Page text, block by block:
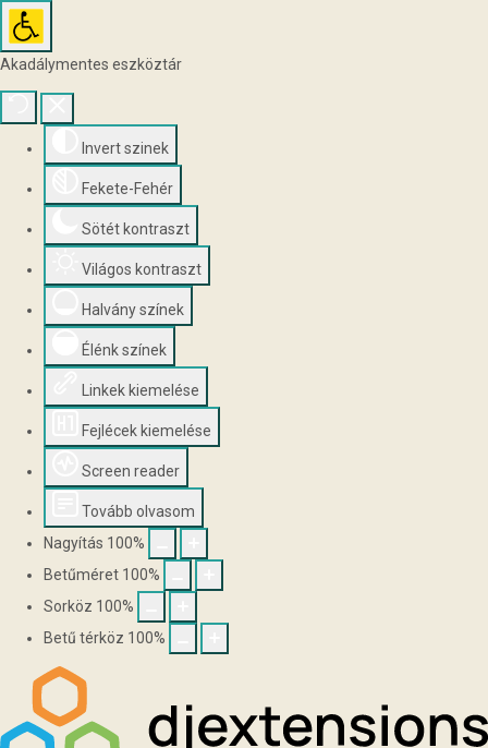
Akadálymentes eszköztár
Invert szinek
Fekete-Fehér
Sötét kontraszt
Világos kontraszt
Halvány színek
Élénk színek
Linkek kiemelése
Fejlécek kiemelése
Screen reader
Tovább olvasom
Nagyítás 100%
Betűméret 100%
Sorköz 100%
Betű térköz 100%